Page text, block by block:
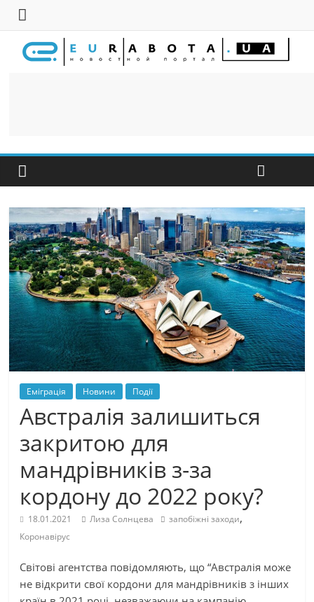
Еміграція Новини Події
Австралія залишиться
закритою для
мандрівників з-за
кордону до 2022 року?
18.01.2021 Лиза Солнцева запобіжні заходи,
Коронавірус
Світові агентства повідомляють, що “Австралія може
не відкрити свої кордони для мандрівників з інших